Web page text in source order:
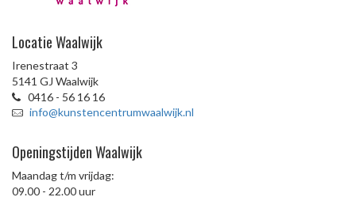
Locatie Waalwijk
Irenestraat 3
5141 GJ Waalwijk
0416 - 56 16 16
info@kunstencentrumwaalwijk.nl
Openingstijden Waalwijk
Maandag t/m vrijdag:
09.00 - 22.00 uur